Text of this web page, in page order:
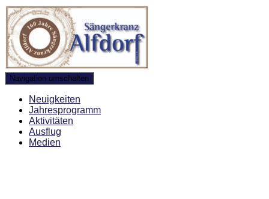
Navigation umschalten
Neuigkeiten
Jahresprogramm
Aktivitäten
Ausflug
Medien